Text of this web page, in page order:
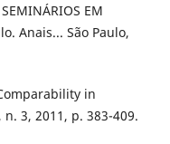
EM
Anais... São Paulo,
in
3, 2011, p. 383-409.